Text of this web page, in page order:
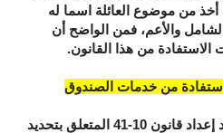
من موضوع العائلة اسما له
والأعم، فمن الواضح أن
من هذا القانون.
من خدمات الصندوق
لقد حرص المشرع المغربي عند إعداد قانون 10-41 المتعلق بتحديد